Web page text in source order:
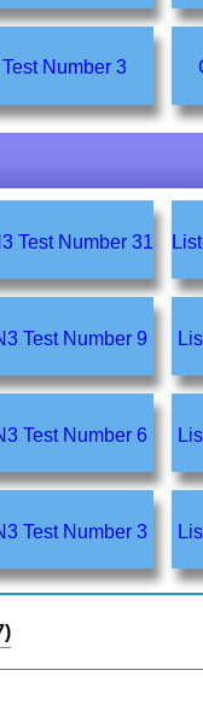
Level N3 Test Number 3
(聴解) Test N3 Test Number 31
(聴解) Test N3 Test Number 9
(聴解) Test N3 Test Number 6
(聴解) Test N3 Test Number 3